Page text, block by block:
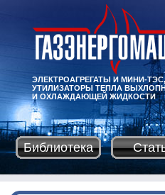
ЭЛЕКТРОАГРЕГАТЫ И МИНИ-ТЭС,
УТИЛИЗАТОРЫ ТЕПЛА
И ОХЛАЖДАЮЩЕЙ ЖИДКОСТИ
Библиотека